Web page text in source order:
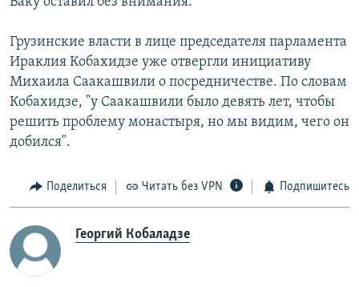
Грузинские власти в лице председателя парламента
Ираклия Кобахидзе уже отвергли инициативу
Михаила Саакашвили о посредничестве. По словам
Кобахидзе, "у Саакашвили было девять лет, чтобы
решить проблему монастыря, но мы видим, чего он
добился".
Поделиться Читать без VPN Подпишитесь
Георгий Кобаладзе